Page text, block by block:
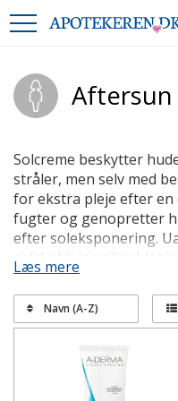
Aftersun
Solcreme beskytter
stråler, men selv med
for ekstra pleje efter en
fugter og genopretter
efter soleksponering.
solskoldning eller blot
solbadning, er aftersun
solplejerutine.
Hvorfor bruge
Efter en dag i solen
Det skyldes, at solens
Læs mere
Navn (A-Z)